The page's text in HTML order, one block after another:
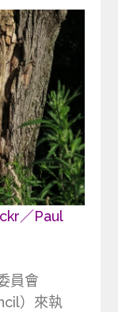
／Paul
員會
）來執